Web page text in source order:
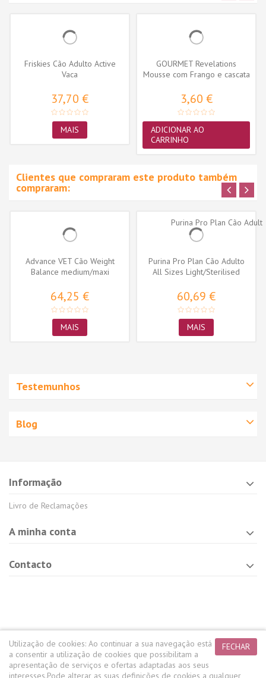
Friskies Cão Adulto Active
Vaca
37,70 €
MAIS
GOURMET Revelations
Mousse com Frango e cascata
3,60 €
ADICIONAR AO
CARRINHO
Clientes que compraram este produto também
compraram:
Advance VET Cão Weight
Balance medium/maxi
64,25 €
MAIS
Purina Pro Plan Cão Adulto
All Sizes Light/Sterilised
60,69 €
MAIS
Testemunhos
Blog
Informação
Livro de Reclamações
A minha conta
Contacto
FECHAR
Utilização de cookies: Ao continuar a sua navegação está
a consentir a utilização de cookies que possibilitam a
apresentação de serviços e ofertas adaptadas aos seus
interesses.Pode alterar as suas definições de cookies a qualquer